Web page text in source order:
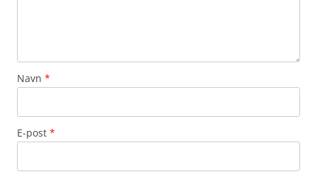
Navn *
E-post *